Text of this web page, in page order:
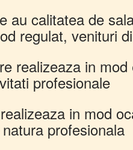
au calitatea de
regulat, venituri
realizeaza in
profesionale
in mod
profesionala